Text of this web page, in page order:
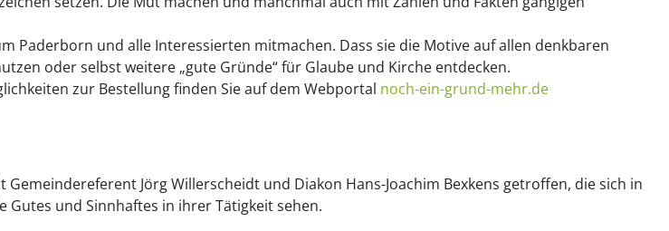
Paderborn und alle Interessierten mitmachen. Dass sie die Motive auf allen denkbaren
oder selbst weitere „gute Gründe“ für Glaube und Kirche entdecken.
zur Bestellung finden Sie auf dem Webportal noch-ein-grund-mehr.de
Jörg Willerscheidt und Diakon Hans-Joachim Bexkens getroffen, die sich in
Gutes und Sinnhaftes in ihrer Tätigkeit sehen.